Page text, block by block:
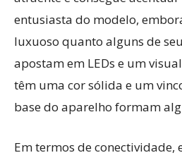
entusiasta do modelo,
luxuoso quanto alguns de
apostam em LEDs e um
têm uma cor sólida e um
base do aparelho formam
Em termos de conectividade,